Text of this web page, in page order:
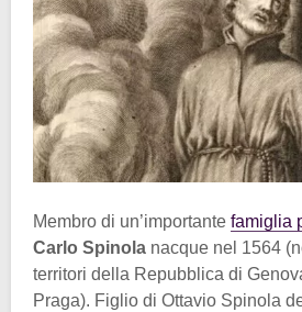
Membro di un’importante famiglia
Carlo Spinola nacque nel 1564
territori della Repubblica di
Praga). Figlio di Ottavio Spinola